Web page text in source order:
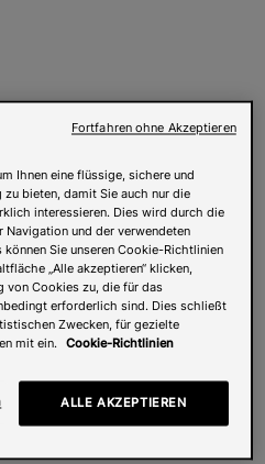
Ihnen eine flüssige, sichere und
bieten, damit Sie auch nur die
interessieren. Dies wird durch die
Navigation und der verwendeten
Sie unseren Cookie-Richtlinien
„Alle akzeptieren“ klicken,
von Cookies zu, die für das
erforderlich sind. Dies schließt
Zwecken, für gezielte
mit ein. Cookie-Richtlinien
ALLE AKZEPTIEREN
Fortfahren ohne Akzeptieren